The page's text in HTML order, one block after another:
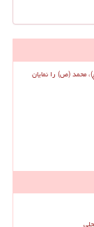
محمد (ص) را نمایان